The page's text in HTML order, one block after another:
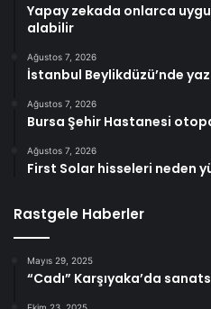
Yapay zekada onlarca
alabilir
Ağustos 7, 2026
İstanbul Beylikdüzü’nde
Ağustos 7, 2026
Bursa Şehir Hastanesi
Ağustos 7, 2026
First Solar hisseleri neden
Rastgele Haberler
Mayıs 29, 2025
“Cadı” Karşıyaka’da